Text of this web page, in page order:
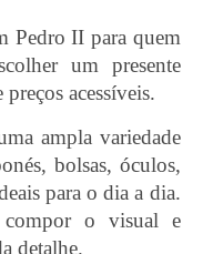
Pedro II para quem
um presente
acessíveis.
ampla variedade
bolsas, óculos,
para o dia a dia.
o visual e
detalhe.